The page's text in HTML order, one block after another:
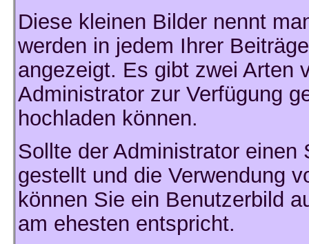
Diese kleinen Bilder nennt
werden in jedem Ihrer
angezeigt. Es gibt zwei Arten
Administrator zur Verfügung
hochladen können.
Sollte der Administrator einen
gestellt und die Verwendung
können Sie ein Benutzerbild
am ehesten entspricht.